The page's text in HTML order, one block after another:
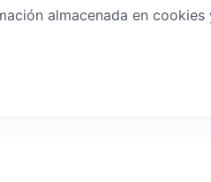
almacenada en